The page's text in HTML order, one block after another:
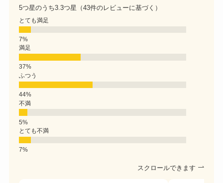
5つ星のうち3.3つ星（43件のレビューに基づく）
とても満足
満足
ふつう
不満
とても不満
スクロールできます